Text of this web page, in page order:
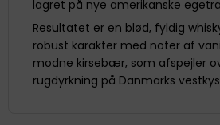
lagret på nye amerikanske
Resultatet er en blød, fyldig
robust karakter med noter af
modne kirsebær, som afspejler
rugdyrkning på Danmarks